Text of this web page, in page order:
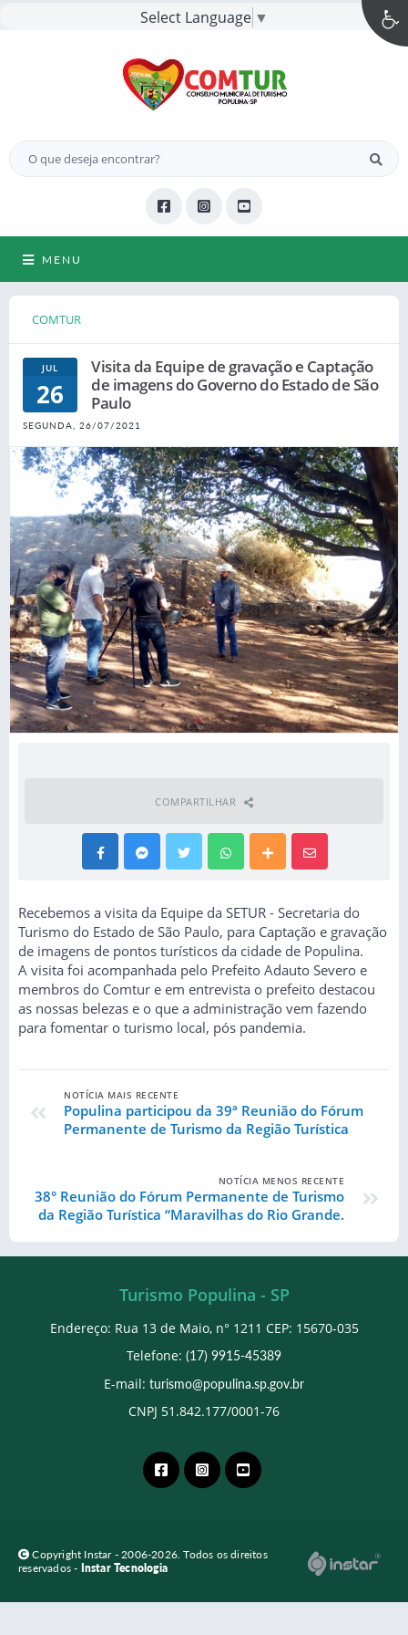
Select Language ▼
MENU
COMTUR
JUL
26
Visita da Equipe de gravação e Captação
de imagens do Governo do Estado de São
Paulo
SEGUNDA, 26/07/2021
COMPARTILHAR
Recebemos a visita da Equipe da SETUR - Secretaria do
Turismo do Estado de São Paulo, para Captação e gravação
de imagens de pontos turísticos da cidade de Populina.
A visita foi acompanhada pelo Prefeito Adauto Severo e
membros do Comtur e em entrevista o prefeito destacou
as nossas belezas e o que a administração vem fazendo
para fomentar o turismo local, pós pandemia.
NOTÍCIA MAIS RECENTE
Populina participou da 39ª Reunião do Fórum
Permanente de Turismo da Região Turística
NOTÍCIA MENOS RECENTE
38° Reunião do Fórum Permanente de Turismo
da Região Turística “Maravilhas do Rio Grande.
Turismo Populina - SP
Endereço: Rua 13 de Maio, n° 1211 CEP: 15670-035
Telefone: (17) 9915-45389
E-mail: turismo@populina.sp.gov.br
CNPJ 51.842.177/0001-76
Copyright Instar - 2006-2026. Todos os direitos
reservados - Instar Tecnologia